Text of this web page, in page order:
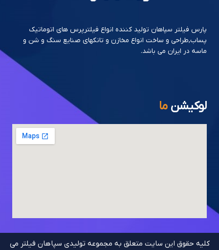
پارس فیلتر سپاهان تولید کننده انواع فیلترپرس های اتوماتیک
پساب,طراحی و ساخت انواع مخازن و تانکهای صنایع سنگ و شن و
ماسه در ایران می باشد.
لوکیشن ما
کلیه حقوق این سایت متعلق به مجموعه تولیدی سپاهان فیلتر می